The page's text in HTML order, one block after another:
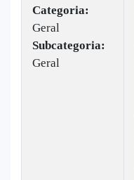
Categoria:
Geral
Subcategoria:
Geral